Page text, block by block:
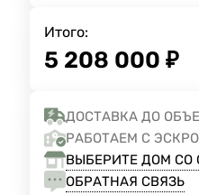
Итого:
5 208 000 ₽
ДОСТАВКА ДО
РАБОТАЕМ С
ВЫБЕРИТЕ ДОМ СО
ОБРАТНАЯ СВЯЗЬ